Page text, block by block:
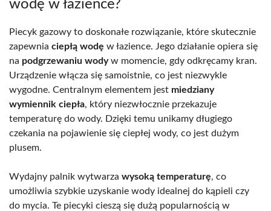
wodę w łazience?
Piecyk gazowy to doskonałe rozwiązanie, które skutecznie
zapewnia ciepłą wodę w łazience. Jego działanie opiera się
na podgrzewaniu wodyw momencie, gdy odkręcamy kran.
Urządzenie włącza się samoistnie, co jest niezwykle
wygodne. Centralnym elementem jest miedziany
wymiennik ciepła, który niezwłocznie przekazuje
temperaturę do wody. Dzięki temu unikamy długiego
czekania na pojawienie się ciepłej wody, co jest dużym
plusem.
Wydajny palnik wytwarza wysoką temperaturę, co
umożliwia szybkie uzyskanie wody idealnej do kąpieli czy
do mycia. Te piecyki cieszą się dużą popularnością w